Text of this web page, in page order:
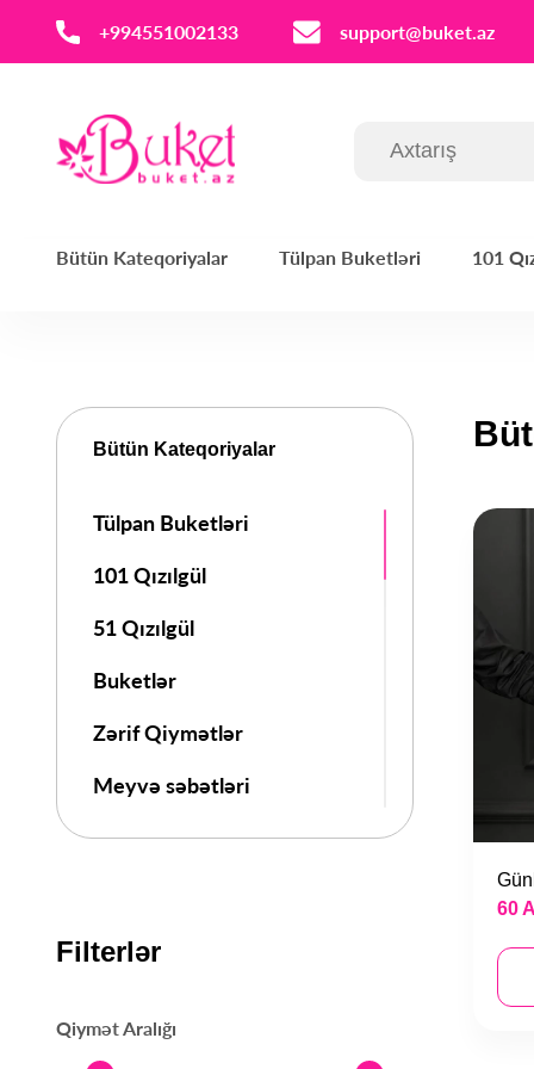
‪+994551002133‬ support@buket.az
Bütün Kateqoriyalar Tülpan Buketləri 101
Bütün Kateqoriyalar
Tülpan Buketləri
101 Qızılgül
51 Qızılgül
Buketlər
Zərif Qiymətlər
Meyvə səbətləri
Güllər
Bilik Günü
14 Fevral
Filterlər
Qiymət Aralığı
60